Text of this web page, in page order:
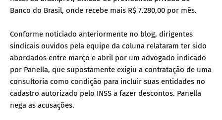
Banco do Brasil, onde recebe mais R$ 7.280,00 por mês.
Conforme noticiado anteriormente no blog, dirigentes
sindicais ouvidos pela equipe da coluna relataram ter sido
abordados entre março e abril por um advogado indicado
por Panella, que supostamente exigiu a contratação de uma
consultoria como condição para incluir suas entidades no
cadastro autorizado pelo INSS a fazer descontos. Panella
nega as acusações.